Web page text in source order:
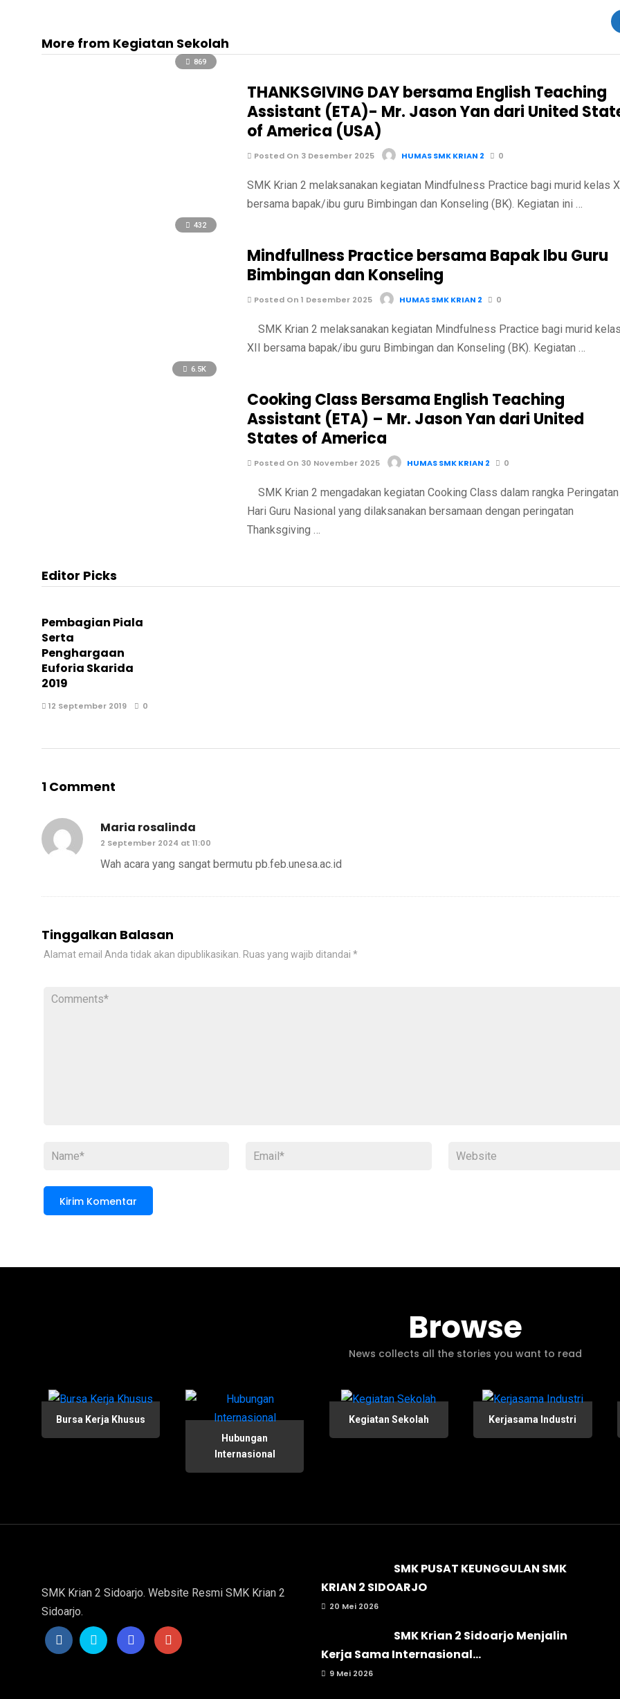
More from Kegiatan Sekolah
869
THANKSGIVING DAY bersama English Teaching
Assistant (ETA)- Mr. Jason Yan dari United
of America (USA)
Posted On 3 Desember 2025 HUMAS SMK KRIAN 2 0
SMK Krian 2 melaksanakan kegiatan Mindfulness Practice bagi murid kelas
bersama bapak/ibu guru Bimbingan dan Konseling (BK). Kegiatan ini …
432
Mindfullness Practice bersama Bapak Ibu Guru
Bimbingan dan Konseling
Posted On 1 Desember 2025 HUMAS SMK KRIAN 2 0
SMK Krian 2 melaksanakan kegiatan Mindfulness Practice bagi murid kelas
XII bersama bapak/ibu guru Bimbingan dan Konseling (BK). Kegiatan …
6.5K
Cooking Class Bersama English Teaching
Assistant (ETA) – Mr. Jason Yan dari United
States of America
Posted On 30 November 2025 HUMAS SMK KRIAN 2 0
SMK Krian 2 mengadakan kegiatan Cooking Class dalam rangka Peringatan
Hari Guru Nasional yang dilaksanakan bersamaan dengan peringatan
Thanksgiving …
Editor Picks
Pembagian Piala
Serta
Penghargaan
Euforia Skarida
2019
12 September 2019 0
1 Comment
Maria rosalinda
2 September 2024 at 11:00
Wah acara yang sangat bermutu pb.feb.unesa.ac.id
Tinggalkan Balasan
Alamat email Anda tidak akan dipublikasikan. Ruas yang wajib ditandai *
Browse
News collects all the stories you want to read
Bursa Kerja Khusus
Hubungan
Internasional
Kegiatan Sekolah Kerjasama Industri
SMK Krian 2 Sidoarjo. Website Resmi SMK Krian 2
Sidoarjo.
SMK PUSAT KEUNGGULAN SMK
KRIAN 2 SIDOARJO
20 Mei 2026
SMK Krian 2 Sidoarjo Menjalin
Kerja Sama Internasional...
9 Mei 2026